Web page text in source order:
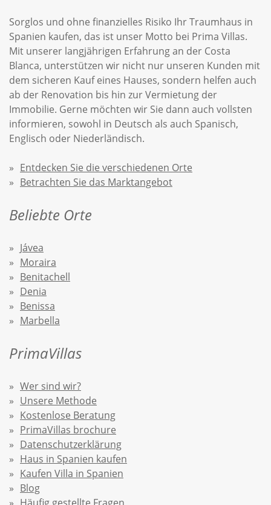
Sorglos und ohne finanzielles Risiko Ihr Traumhaus in
Spanien kaufen, das ist unser Motto bei Prima Villas.
Mit unserer langjährigen Erfahrung an der Costa
Blanca, unterstützen wir nicht nur unseren Kunden mit
dem sicheren Kauf eines Hauses, sondern helfen auch
ab der Renovation bis hin zur Vermietung der
Immobilie. Gerne möchten wir Sie dann auch vollsten
informieren, sowohl in Deutsch als auch Spanisch,
Englisch oder Niederländisch.
Entdecken Sie die verschiedenen Orte
Betrachten Sie das Marktangebot
Beliebte Orte
Jávea
Moraira
Benitachell
Denia
Benissa
Marbella
PrimaVillas
Wer sind wir?
Unsere Methode
Kostenlose Beratung
PrimaVillas brochure
Datenschutzerklärung
Haus in Spanien kaufen
Kaufen Villa in Spanien
Blog